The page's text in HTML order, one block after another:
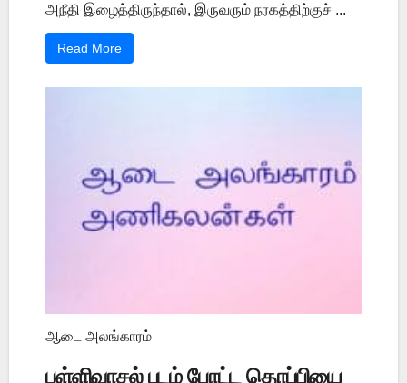
அநீதி இழைத்திருந்தால், இருவரும் நரகத்திற்குச் ...
Read More
ஆடை அலங்காரம்
பள்ளிவாசல் படம் போட்ட தொப்பியை